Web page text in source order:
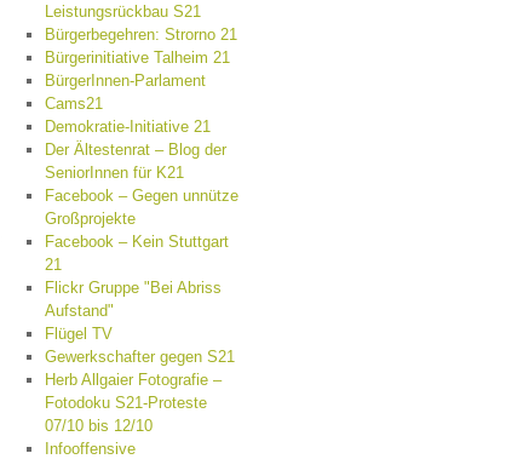
Leistungsrückbau S21
Bürgerbegehren: Strorno 21
Bürgerinitiative Talheim 21
BürgerInnen-Parlament
Cams21
Demokratie-Initiative 21
Der Ältestenrat – Blog der
SeniorInnen für K21
Facebook – Gegen unnütze
Großprojekte
Facebook – Kein Stuttgart
21
Flickr Gruppe "Bei Abriss
Aufstand"
Flügel TV
Gewerkschafter gegen S21
Herb Allgaier Fotografie –
Fotodoku S21-Proteste
07/10 bis 12/10
Infooffensive